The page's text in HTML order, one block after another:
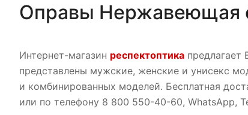
Оправы Нержавеющая
Интернет-магазин респектоптика
представлены мужские, женские и унисекс
и комбинированных моделей. Бесплатная
или по телефону 8 800 550-40-60, WhatsApp,